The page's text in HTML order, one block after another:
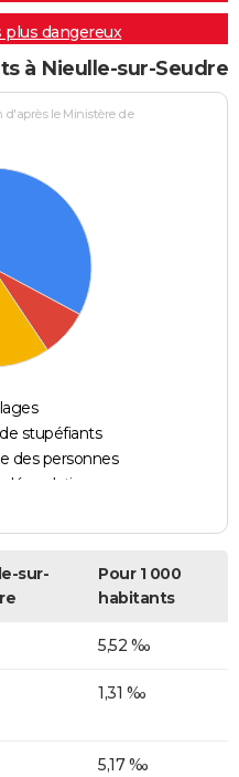
dangereux
à Nieulle-sur-Seudre
d'après le Ministère de
stupéfiants
des personnes
sur-
Pour 1 000
habitants
5,52 ‰
1,31 ‰
5,17 ‰